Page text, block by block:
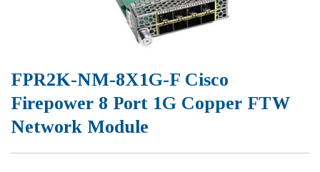
FPR2K-NM-8X1G-F Cisco
Firepower 8 Port 1G Copper FTW
Network Module